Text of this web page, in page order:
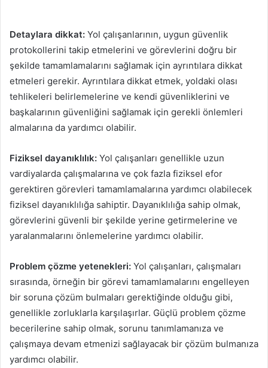
Detaylara dikkat: Yol çalışanlarının, uygun güvenlik
protokollerini takip etmelerini ve görevlerini doğru bir
şekilde tamamlamalarını sağlamak için ayrıntılara dikkat
etmeleri gerekir. Ayrıntılara dikkat etmek, yoldaki olası
tehlikeleri belirlemelerine ve kendi güvenliklerini ve
başkalarının güvenliğini sağlamak için gerekli önlemleri
almalarına da yardımcı olabilir.
Fiziksel dayanıklılık: Yol çalışanları genellikle uzun
vardiyalarda çalışmalarına ve çok fazla fiziksel efor
gerektiren görevleri tamamlamalarına yardımcı olabilecek
fiziksel dayanıklılığa sahiptir. Dayanıklılığa sahip olmak,
görevlerini güvenli bir şekilde yerine getirmelerine ve
yaralanmalarını önlemelerine yardımcı olabilir.
Problem çözme yetenekleri: Yol çalışanları, çalışmaları
sırasında, örneğin bir görevi tamamlamalarını engelleyen
bir soruna çözüm bulmaları gerektiğinde olduğu gibi,
genellikle zorluklarla karşılaşırlar. Güçlü problem çözme
becerilerine sahip olmak, sorunu tanımlamanıza ve
çalışmaya devam etmenizi sağlayacak bir çözüm bulmanıza
yardımcı olabilir.